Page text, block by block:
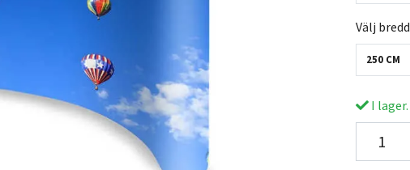
Välj bredd
250 CM
I lager.